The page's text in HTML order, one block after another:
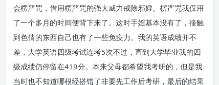
会楞严咒，借用楞严咒的强大威力戒除邪婬。楞严咒我仅用
了一个多月的时间便背下来了。这时手婬基本没有了，接触
到色倩的东西自己也有了一些免疫力。我的英语成绩并不
差，大学英语四级考试连考5次不过，直到大学毕业我的四
级成绩仍停留在419分。本来父母都希望我考研的，但是我
当时也不知道哪根经搭错了非要先工作后考研，最后的结果